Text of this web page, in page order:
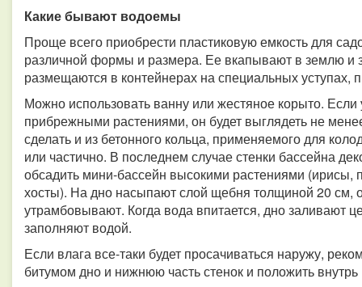
Какие бывают водоемы
Проще всего приобрести пластиковую емкость для
различной формы и размера. Ее вкапывают в землю и
размещаются в контейнерах на специальных уступах,
Можно использовать ванну или жестяное корыто. Если
прибрежными растениями, он будет выглядеть не
сделать и из бетонного кольца, применяемого для
или частично. В последнем случае стенки бассейна
обсадить мини-бассейн высокими растениями (ирисы,
хосты). На дно насыпают слой щебня толщиной 20 см,
утрамбовывают. Когда вода впитается, дно заливают
заполняют водой.
Если влага все-таки будет просачиваться наружу,
битумом дно и нижнюю часть стенок и положить внутрь